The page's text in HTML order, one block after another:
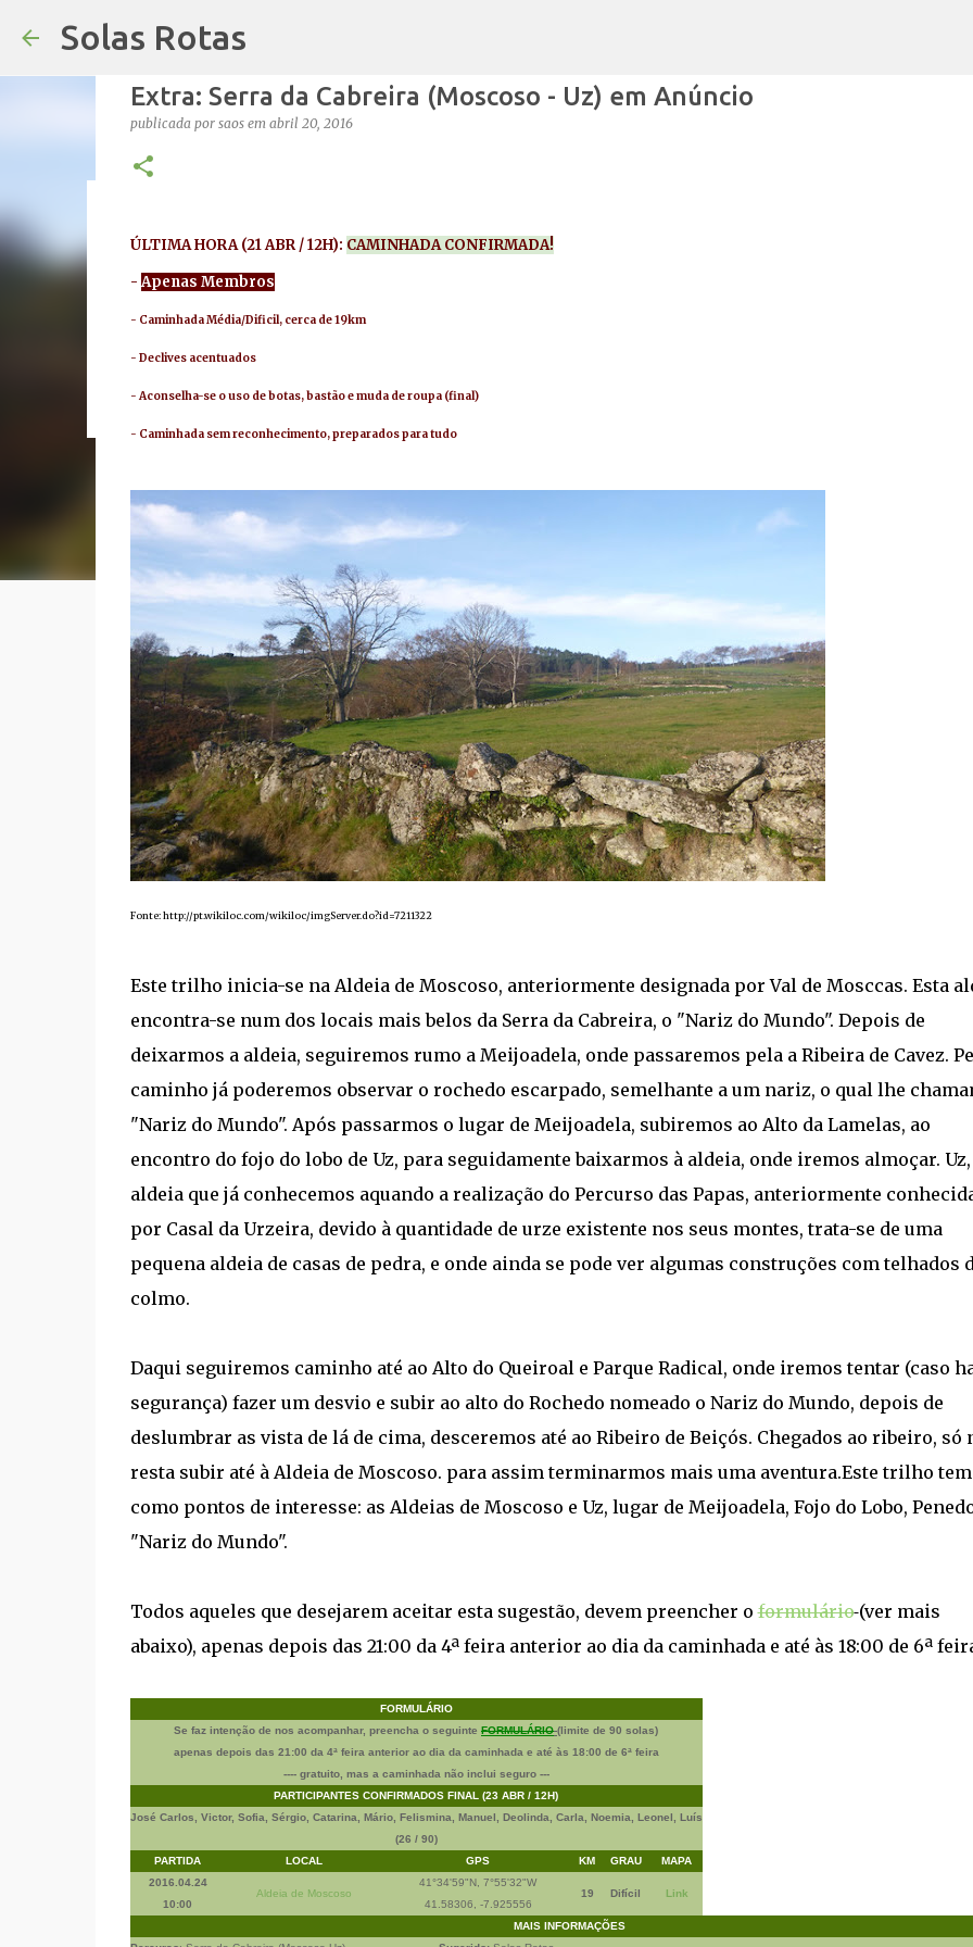
Solas Rotas
Os Solas Rotas estão de férias
Extra: Serra da Cabreira (Moscoso - Uz) em Anúncio
publicada por saos em abril 20, 2016
ÚLTIMA HORA (21 ABR / 12H): CAMINHADA CONFIRMADA!
- Apenas Membros
- Caminhada Média/Dificil, cerca de 19km
- Declives acentuados
- Aconselha-se o uso de botas, bastão e muda de roupa (final)
- Caminhada sem reconhecimento, preparados para tudo
Fonte: http://pt.wikiloc.com/wikiloc/imgServer.do?id=7211322
Este trilho inicia-se na Aldeia de Moscoso, anteriormente designada por Val de Mosccas. Esta
encontra-se num dos locais mais belos da Serra da Cabreira, o "Nariz do Mundo". Depois de
deixarmos a aldeia, seguiremos rumo a Meijoadela, onde passaremos pela a Ribeira de Cavez.
caminho já poderemos observar o rochedo escarpado, semelhante a um nariz, o qual lhe
"Nariz do Mundo". Após passarmos o lugar de Meijoadela, subiremos ao Alto da Lamelas, ao
encontro do fojo do lobo de Uz, para seguidamente baixarmos à aldeia, onde iremos almoçar. Uz,
aldeia que já conhecemos aquando a realização do Percurso das Papas, anteriormente
por Casal da Urzeira, devido à quantidade de urze existente nos seus montes, trata-se de uma
pequena aldeia de casas de pedra, e onde ainda se pode ver algumas construções com telhados
colmo.
Daqui seguiremos caminho até ao Alto do Queiroal e Parque Radical, onde iremos tentar (caso
segurança) fazer um desvio e subir ao alto do Rochedo nomeado o Nariz do Mundo, depois de
deslumbrar as vista de lá de cima, desceremos até ao Ribeiro de Beiçós. Chegados ao ribeiro, só
resta subir até à Aldeia de Moscoso. para assim terminarmos mais uma aventura.Este trilho tem
como pontos de interesse: as Aldeias de Moscoso e Uz, lugar de Meijoadela, Fojo do Lobo,
"Nariz do Mundo".
Todos aqueles que desejarem aceitar esta sugestão, devem preencher oformulário (ver mais
abaixo), apenas depois das 21:00 da 4ª feira anterior ao dia da caminhada e até às 18:00 de 6ª
FORMULÁRIO
Se faz intenção de nos acompanhar, preencha o seguinte FORMULÁRIO (limite de 90 solas)
apenas depois das 21:00 da 4ª feira anterior ao dia da caminhada e até às 18:00 de 6ª feira
---- gratuito, mas a caminhada não inclui seguro ---
PARTICIPANTES CONFIRMADOS FINAL (23 ABR / 12H)
José Carlos, Victor, Sofia, Sérgio, Catarina, Mário, Felismina, Manuel, Deolinda, Carla, Noemia, Leonel, Luís
(26 / 90)
PARTIDA
LOCAL GPS KM GRAU
MAPA
2016.04.24
10:00
Aldeia de Moscoso
41°34'59"N, 7°55'32"W
41.58306, -7.925556
19 Difícil Link
MAIS INFORMAÇÕES